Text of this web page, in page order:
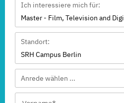
Ich interessiere mich für:
Master - Film, Television and
Standort:
SRH Campus Berlin
Anrede wählen ...